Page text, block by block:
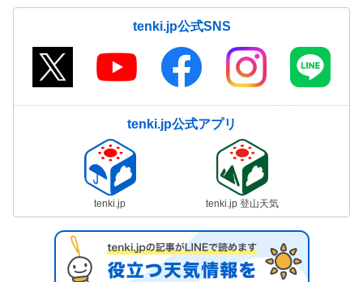
tenki.jp公式SNS
tenki.jp公式アプリ
tenki.jp tenki.jp 登山天気